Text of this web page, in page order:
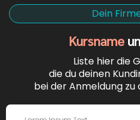
Dein
Kursname
Liste hier die
die du deinen
bei der Anmeldung zu